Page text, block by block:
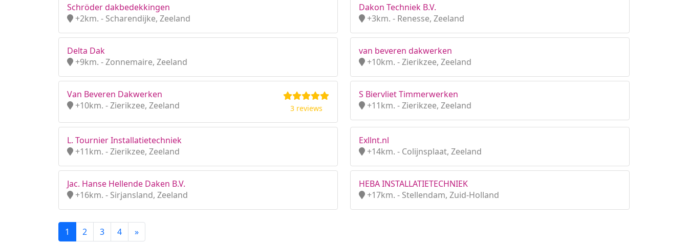
Schröder dakbedekkingen
+2km. - Scharendijke, Zeeland
Dakon Techniek B.V.
+3km. - Renesse, Zeeland
Delta Dak
+9km. - Zonnemaire, Zeeland
van beveren dakwerken
+10km. - Zierikzee, Zeeland
Van Beveren Dakwerken
+10km. - Zierikzee, Zeeland
3 reviews
S Biervliet Timmerwerken
+11km. - Zierikzee, Zeeland
L. Tournier Installatietechniek
+11km. - Zierikzee, Zeeland
Exllnt.nl
+14km. - Colijnsplaat, Zeeland
Jac. Hanse Hellende Daken B.V.
+16km. - Sirjansland, Zeeland
HEBA INSTALLATIETECHNIEK
+17km. - Stellendam, Zuid-Holland
1 2 3 4 »